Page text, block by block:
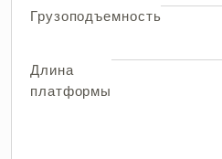
Грузоподъемность
Длина
платформы